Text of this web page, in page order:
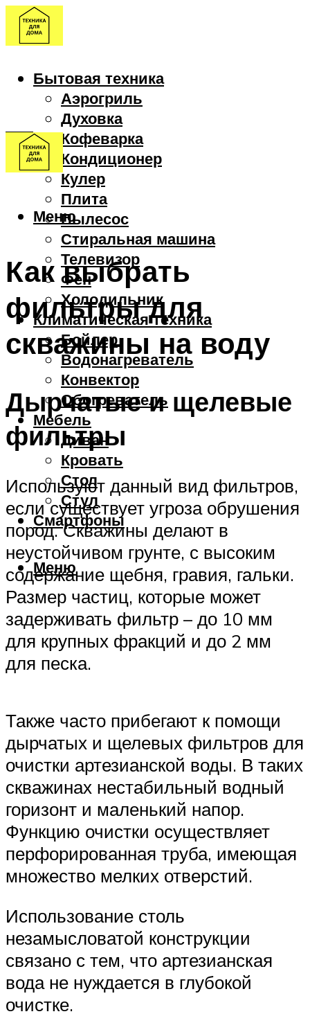
Бытовая техника
Аэрогриль
Духовка
Кофеварка
Кондиционер
Кулер
Плита
Пылесос
Стиральная машина
Телевизор
Фен
Холодильник
Климатическая техника
Бойлер
Водонагреватель
Конвектор
Обогреватель
Мебель
Диван
Кровать
Стол
Стул
Смартфоны
Меню
Меню
Как выбрать
фильтры для
скважины на воду
Дырчатые и щелевые
фильтры
Используют данный вид фильтров,
если существует угроза обрушения
пород. Скважины делают в
неустойчивом грунте, с высоким
содержание щебня, гравия, гальки.
Размер частиц, которые может
задерживать фильтр – до 10 мм
для крупных фракций и до 2 мм
для песка.
Также часто прибегают к помощи
дырчатых и щелевых фильтров для
очистки артезианской воды. В таких
скважинах нестабильный водный
горизонт и маленький напор.
Функцию очистки осуществляет
перфорированная труба, имеющая
множество мелких отверстий.
Использование столь
незамысловатой конструкции
связано с тем, что артезианская
вода не нуждается в глубокой
очистке.